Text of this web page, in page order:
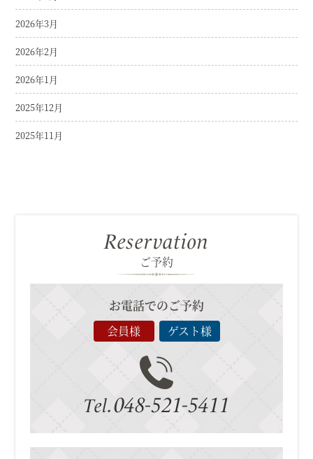
2026年3月
2026年2月
2026年1月
2025年12月
2025年11月
Reservation
ご予約
お電話でのご予約
会員様 ゲスト様
Tel.048-521-5411